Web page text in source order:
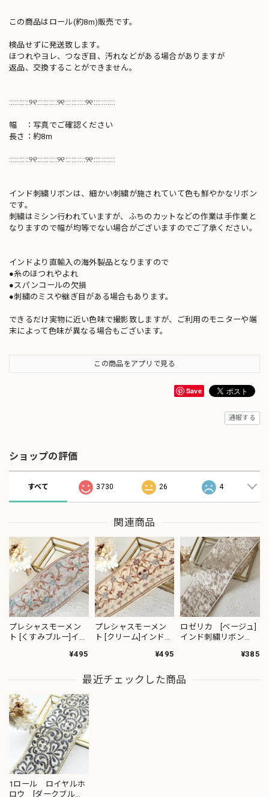
この商品はロール(約8m)販売です。
検品せずに発送致します。
ほつれやヨレ、つなぎ目、汚れなどがある場合がありますが
返品、交換することができません。
::::::::::୨୧::::::::::୨୧::::::::::୨୧:::::::::::
幅 ：写真でご確認ください
長さ：約8m
::::::::::୨୧::::::::::୨୧::::::::::୨୧:::::::::::
インド刺繍リボンは、細かい刺繍が施されていて色も鮮やかなリボン
です。
刺繍はミシン行われていますが、ふちのカットなどの作業は手作業と
なりますので幅が均等でない場合がございますのでご了承ください。
インドより直輸入の海外製品となりますので
●糸のほつれやよれ
●スパンコールの欠損
●刺繍のミスや継ぎ目がある場合もあります。
できるだけ実物に近い色味で撮影致しますが、ご利用のモニターや端
末によって色味が異なる場合もございます。
この商品をアプリで見る
Save
通報する
ショップの評価
すべて 3730 26 4
関連商品
プレシャスモーメン
ト [くすみブルー]イン
¥495
プレシャスモーメン
ト [クリーム]インド刺
¥495
ロゼリカ [ベージュ]
インド刺繍リボン
¥385
最近チェックした商品
1ロール ロイヤルホ
ロウ [ダークブル